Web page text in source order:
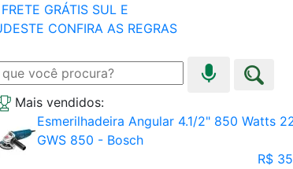
FRETE GRÁTIS SUL E
CONFIRA AS REGRAS
Mais vendidos:
Esmerilhadeira Angular 4.1/2" 850 Watts
GWS 850 - Bosch
R$